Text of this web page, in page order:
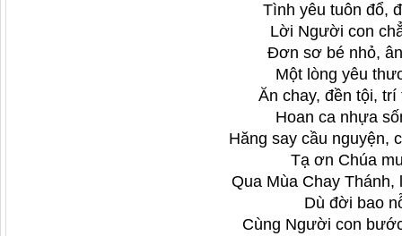
Tình yêu tuôn đổ,
Lời Người con
Đơn sơ bé nhỏ,
Một lòng yêu
Ăn chay, đền tội,
Hoan ca nhựa
Hăng say cầu nguyện,
Tạ ơn Chúa
Qua Mùa Chay Thánh,
Dù đời bao
Cùng Người con